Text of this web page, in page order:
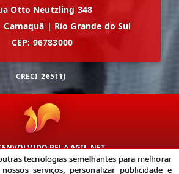
Otto Neutzling 348
Camaquã | Rio Grande do Sul
CEP: 96783000
CRECI 26511J
PELAAGIL.NET
e outras tecnologias semelhantes para
tecnologias semelhantes para melhorar
serviços, personalizar publicidade e